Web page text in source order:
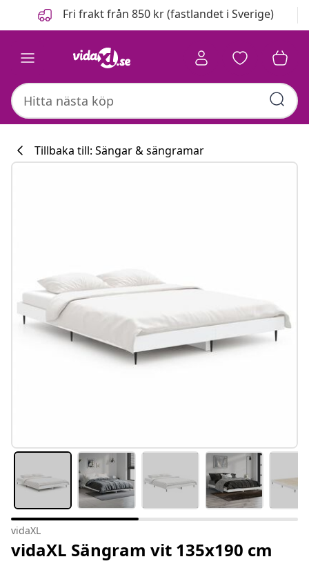
FöregåendeFri frakt från 850 kr (fastlandet i Sverige)
Tillbaka till: Sängar & sängramar
vidaXL
vidaXL Sängram vit 135x190 cm